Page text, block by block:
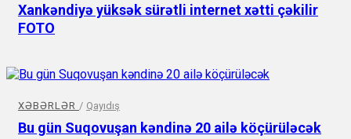
Xankəndiyə yüksək sürətli internet xətti çəkilir
FOTO
XƏBƏRLƏR / Qayıdış
Bu gün Suqovuşan kəndinə 20 ailə köçürüləcək